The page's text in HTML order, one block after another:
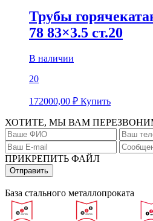
Трубы
78 83×3.5 ст.20
В наличии
20
172000,00 ₽ Купить
ХОТИТЕ, МЫ ВАМ
ПРИКРЕПИТЬ ФАЙЛ
База стального металлопроката